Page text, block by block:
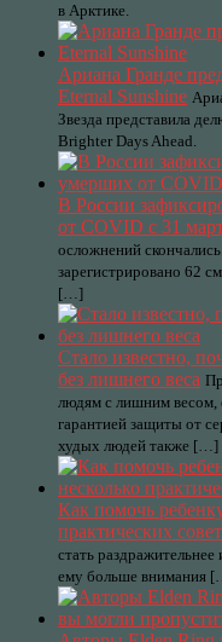
в Арктике.
Ариана Гранде
Eternal Sunshine
Звезда представила
Brighter Days Ahead.
В России
от COVID с 31
осложнений
зарегистрировано 62
[…]
Стало известно,
без лишнего веса
людям с лишним весом,
гарантией защиты от
худых людей также […]
Как помочь
практических
стать
ему больше внимания